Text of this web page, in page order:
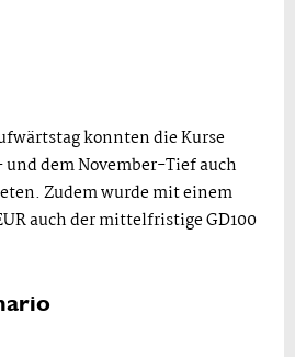
konnten die Kurse
dem November-Tief auch
Zudem wurde mit einem
auch der mittelfristige GD100